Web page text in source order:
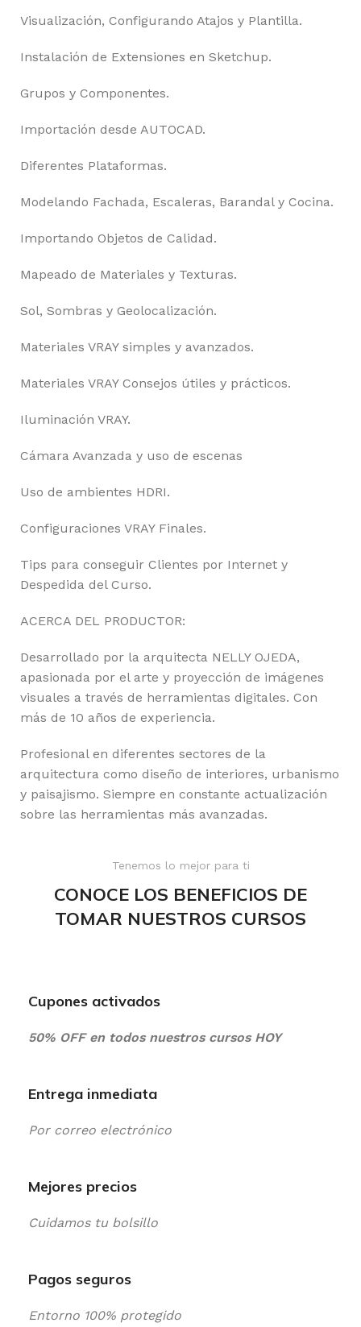
Visualización, Configurando Atajos y Plantilla.
Instalación de Extensiones en Sketchup.
Grupos y Componentes.
Importación desde AUTOCAD.
Diferentes Plataformas.
Modelando Fachada, Escaleras, Barandal y Cocina.
Importando Objetos de Calidad.
Mapeado de Materiales y Texturas.
Sol, Sombras y Geolocalización.
Materiales VRAY simples y avanzados.
Materiales VRAY Consejos útiles y prácticos.
Iluminación VRAY.
Cámara Avanzada y uso de escenas
Uso de ambientes HDRI.
Configuraciones VRAY Finales.
Tips para conseguir Clientes por Internet y
Despedida del Curso.
ACERCA DEL PRODUCTOR:
Desarrollado por la arquitecta NELLY OJEDA,
apasionada por el arte y proyección de imágenes
visuales a través de herramientas digitales. Con
más de 10 años de experiencia.
Profesional en diferentes sectores de la
arquitectura como diseño de interiores, urbanismo
y paisajismo. Siempre en constante actualización
sobre las herramientas más avanzadas.
Tenemos lo mejor para ti
CONOCE LOS BENEFICIOS DE
TOMAR NUESTROS CURSOS
Cupones activados
50% OFF en todos nuestros cursos HOY
Entrega inmediata
Por correo electrónico
Mejores precios
Cuidamos tu bolsillo
Pagos seguros
Entorno 100% protegido